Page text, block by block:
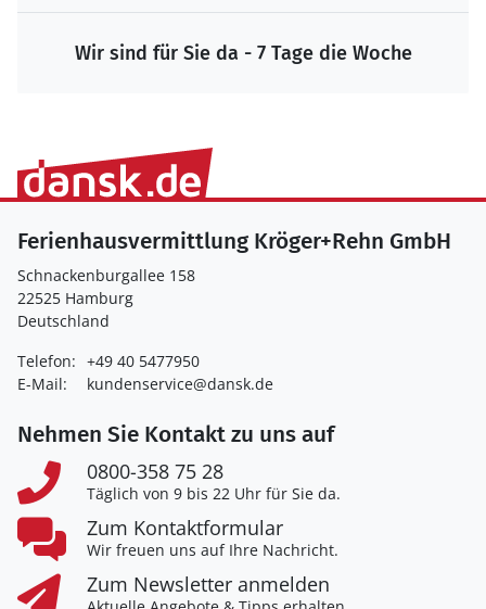
Wir sind für Sie da - 7 Tage die Woche
Ferienhausvermittlung Kröger+Rehn GmbH
Schnackenburgallee 158
22525 Hamburg
Deutschland
Telefon: +49 40 5477950
E-Mail:
kundenservice@dansk.de
Nehmen Sie Kontakt zu uns auf
0800-358 75 28
Täglich von 9 bis 22 Uhr für Sie da.
Zum Kontaktformular
Wir freuen uns auf Ihre Nachricht.
Zum Newsletter anmelden